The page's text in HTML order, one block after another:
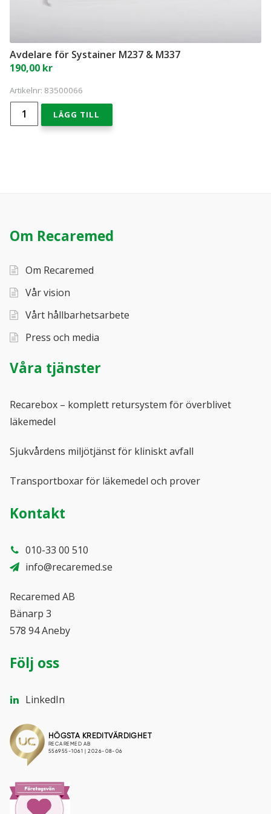
Avdelare för Systainer M237 & M337
190,00 kr
Artikelnr: 83500066
Avdelare
Systainer
LÄGG TILL
Om Recaremed
Om Recaremed
Vår vision
Vårt hållbarhetsarbete
Press och media
Våra tjänster
Recarebox – komplett retursystem för överblivet
läkemedel
Sjukvårdens miljötjänst för kliniskt avfall
Transportboxar för läkemedel och prover
Kontakt
010-33 00 510
info@recaremed.se
Recaremed AB
Bänarp 3
578 94 Aneby
Följ oss
LinkedIn